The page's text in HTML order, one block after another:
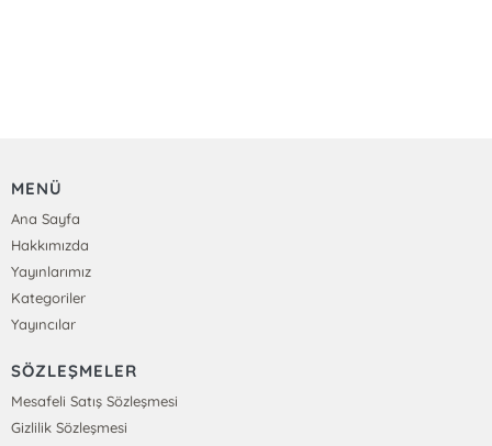
MENÜ
Ana Sayfa
Hakkımızda
Yayınlarımız
Kategoriler
Yayıncılar
SÖZLEŞMELER
Mesafeli Satış Sözleşmesi
Gizlilik Sözleşmesi